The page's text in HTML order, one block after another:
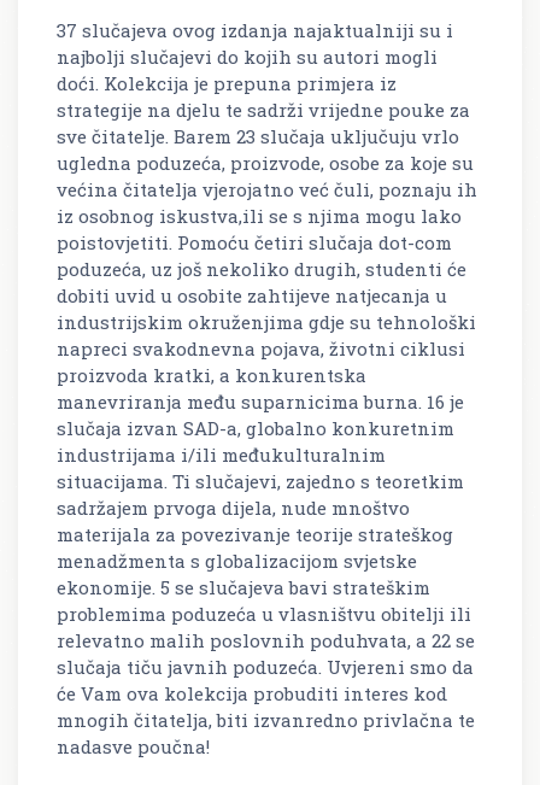
37 slučajeva ovog izdanja najaktualniji su i
najbolji slučajevi do kojih su autori mogli
doći. Kolekcija je prepuna primjera iz
strategije na djelu te sadrži vrijedne pouke za
sve čitatelje. Barem 23 slučaja uključuju vrlo
ugledna poduzeća, proizvode, osobe za koje su
većina čitatelja vjerojatno već čuli, poznaju ih
iz osobnog iskustva,ili se s njima mogu lako
poistovjetiti. Pomoću četiri slučaja dot-com
poduzeća, uz još nekoliko drugih, studenti će
dobiti uvid u osobite zahtijeve natjecanja u
industrijskim okruženjima gdje su tehnološki
napreci svakodnevna pojava, životni ciklusi
proizvoda kratki, a konkurentska
manevriranja među suparnicima burna. 16 je
slučaja izvan SAD-a, globalno konkuretnim
industrijama i/ili međukulturalnim
situacijama. Ti slučajevi, zajedno s teoretkim
sadržajem prvoga dijela, nude mnoštvo
materijala za povezivanje teorije strateškog
menadžmenta s globalizacijom svjetske
ekonomije. 5 se slučajeva bavi strateškim
problemima poduzeća u vlasništvu obitelji ili
relevatno malih poslovnih poduhvata, a 22 se
slučaja tiču javnih poduzeća. Uvjereni smo da
će Vam ova kolekcija probuditi interes kod
mnogih čitatelja, biti izvanredno privlačna te
nadasve poučna!